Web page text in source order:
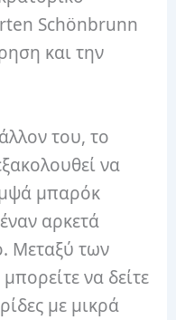
Schönbrunn
και την
του, το
να
μπαρόκ
αρκετά
Μεταξύ των
να δείτε
με μικρά